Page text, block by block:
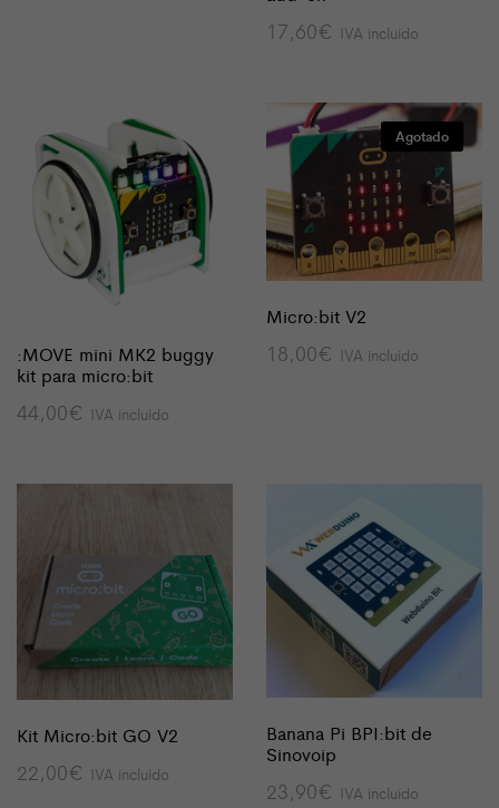
17,60€ IVA incluido
:MOVE mini MK2 buggy
kit para micro:bit
44,00€ IVA incluido
Agotado
Micro:bit V2
18,00€ IVA incluido
Kit Micro:bit GO V2
22,00€ IVA incluido
Banana Pi BPI:bit de
Sinovoip
23,90€ IVA incluido